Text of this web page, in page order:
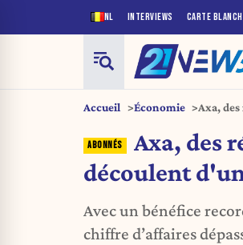
NL INTERVIEWS CARTE
Accueil Économie
Axa,
Axa, des
découlent
Avec un bénéfice
chiffre d’affaires